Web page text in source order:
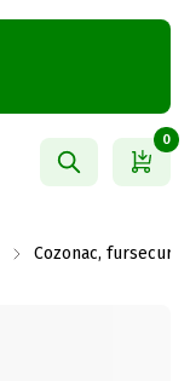
0
Cozonac, fursecuri